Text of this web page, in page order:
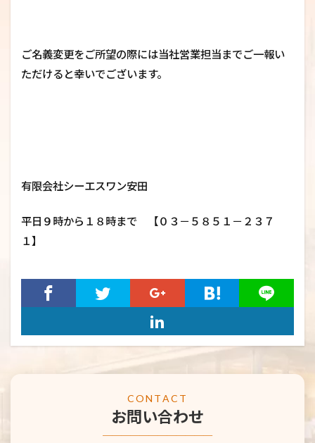
ご名義変更をご所望の際には当社営業担当までご一報い
ただけると幸いでございます。
有限会社シーエスワン安田
平日９時から１８時まで 【０３－５８５１－２３７
１】
CONTACT
お問い合わせ
────────────